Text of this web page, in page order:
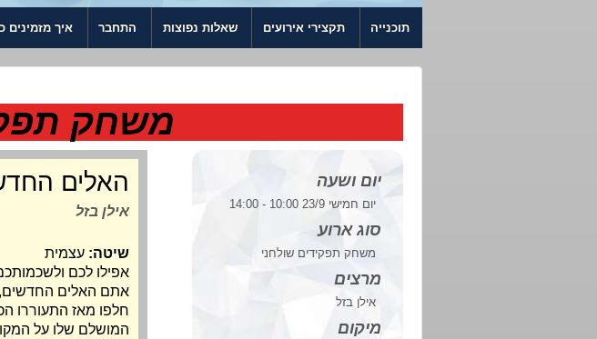
תוכנייה תקצירי אירועים שאלות נפוצות התחבר איך מזמינים
משחק
יום ושעה
יום חמישי 23/9 10:00 - 14:00
סוג ארוע
משחק תפקידים שולחני
מרצים
אילן בזל
מיקום
האלים
אילן בזל
שיטה: עצמית
אפילו לכם
אתם האלים החדשים,
חלפו מאז התעוררו
המושלם שלו על